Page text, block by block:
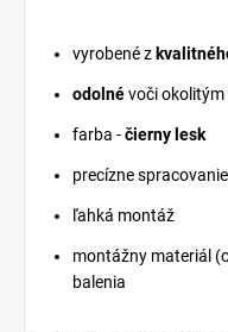
vyrobené z
odolnévoči
farba -čierny lesk
precízne spracovanie
ľahká montáž
montážny materiál
balenia